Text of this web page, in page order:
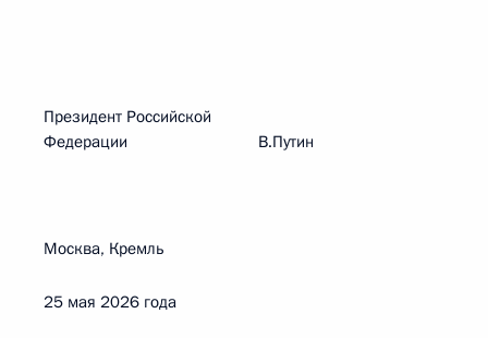
Президент Российской
Федерации В.Путин
Москва, Кремль
25 мая 2026 года